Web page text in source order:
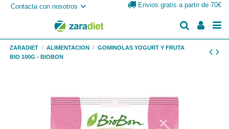
Contacta con nosotros Envios gratis a partir de 70€
ZARADIET ALIMENTACION
GOMINOLAS YOGURT Y FRUTA
BIO 100G - BIOBON